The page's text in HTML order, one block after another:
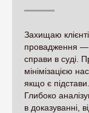
Захищаю
провадження —
справи в суді.
мінімізацією
якщо є підстави.
Глибоко
в доказуванні,